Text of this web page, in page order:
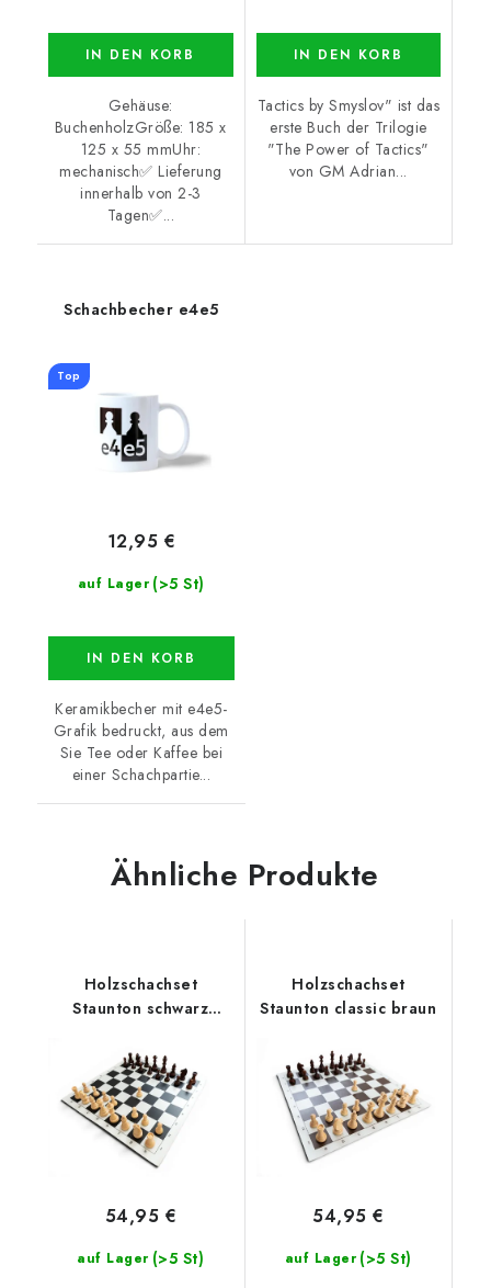
IN DEN KORB
Gehäuse:
BuchenholzGröße: 185 x
125 x 55 mmUhr:
mechanisch✅ Lieferung
innerhalb von 2-3
Tagen✅...
IN DEN KORB
Tactics by Smyslov" ist das
erste Buch der Trilogie
"The Power of Tactics"
von GM Adrian...
Schachbecher e4e5
Top
auf Lager (>5 St)
12,95 €
IN DEN KORB
Keramikbecher mit e4e5-
Grafik bedruckt, aus dem
Sie Tee oder Kaffee bei
einer Schachpartie...
Ähnliche Produkte
Holzschachset
Staunton schwarz
auf Lager (>5 St)
54,95 €
Holzschachset
Staunton classic braun
auf Lager (>5 St)
54,95 €